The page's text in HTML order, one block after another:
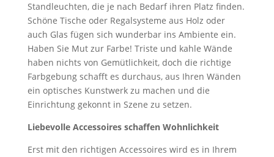
Standleuchten, die je nach Bedarf ihren Platz finden.
Schöne Tische oder Regalsysteme aus Holz oder
auch Glas fügen sich wunderbar ins Ambiente ein.
Haben Sie Mut zur Farbe! Triste und kahle Wände
haben nichts von Gemütlichkeit, doch die richtige
Farbgebung schafft es durchaus, aus Ihren Wänden
ein optisches Kunstwerk zu machen und die
Einrichtung gekonnt in Szene zu setzen.
Liebevolle Accessoires schaffen Wohnlichkeit
Erst mit den richtigen Accessoires wird es in Ihrem